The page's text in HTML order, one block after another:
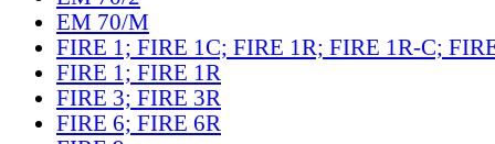
EM 70/M
FIRE 1; FIRE 1C; FIRE 1R; FIRE 1R-C;
FIRE 1; FIRE 1R
FIRE 3; FIRE 3R
FIRE 6; FIRE 6R